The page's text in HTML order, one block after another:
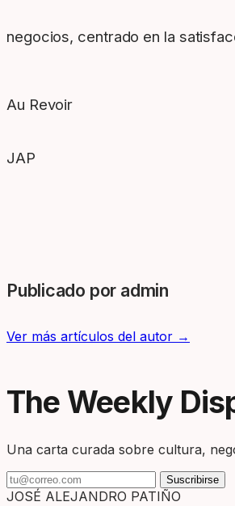
negocios, centrado en la
Au Revoir
JAP
Publicado por admin
Ver más artículos del autor →
The Weekly
Una carta curada sobre cultura,
Suscribirse
JOSÉ ALEJANDRO PATIÑO